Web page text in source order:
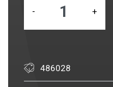
- +
486028